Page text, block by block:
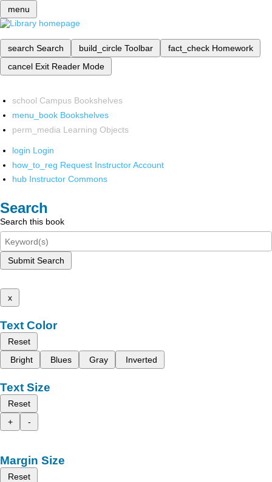
menu
search Search build_circle Toolbar fact_check Homework
cancel Exit Reader Mode
school Campus Bookshelves
menu_book Bookshelves
perm_media Learning Objects
login Login
how_to_reg Request Instructor Account
hub Instructor Commons
Search
Search this book
Submit Search
x
Text Color
Reset
Bright
Blues Gray Inverted
Text Size
Reset
+
-
Margin Size
Reset